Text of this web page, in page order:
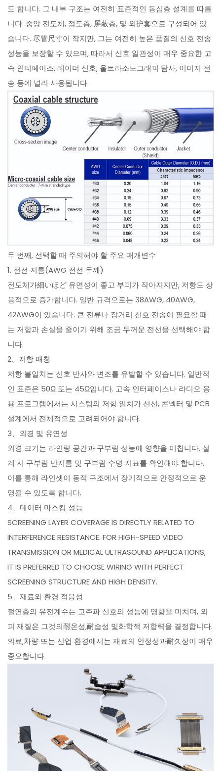
도 합니다. 그 내부 구조는 여전히 표준적인 동심층 설계를 따릅
니다: 중앙 전도체, 점도층, 屏蔽층, 및 외护套으로 구성되어 있
습니다. 尽管尺寸이 작지만, 그는 여전히 높은 품질의 신호 전송
성능을 보장할 수 있으며, 따라서 신호 일관성이 매우 중요한 고
속 인터페이스, 레이더 신호, 울트라소노그래피 탐사, 이미지 전
송 등에 널리 사용됩니다.
두 번째, 선택할 때 주의해야 할 주요 매개변수
1. 전선 지름(AWG 전선 두께)
전도체가細いほど 유연성이 좋고 부피가 작아지지만, 저항도 상
응적으로 증가합니다. 일반 규격으로는 38AWG, 40AWG,
42AWG이 있습니다. 큰 전류나 장거리 신호 전송이 필요할 때
는 저항과 손실을 줄이기 위해 조금 두꺼운 전선을 선택해야 합
니다.
2、저항 매칭
저항 불일치는 신호 반사와 변조를 유발할 수 있습니다. 일반적
인 표준은 50Ω 또는 45Ω입니다. 고속 인터페이스나 라디오 응
용 프로그램에서는 시스템의 저항 일치가 선선, 콘넥터 및 PCB
설계에서 전체적으로 고려되어야 합니다.
3、외경 및 유연성
외경 크기는 라인링 공간과 구부림 성능에 영향을 미칩니다. 설
계 시 구부림 반지름 및 구부림 수명 지표를 확인해야 합니다.
이를 통해 라인셋이 동적 구조에서 장기적으로 안정적으로 운
영될 수 있도록 합니다.
4、데이터 마스킹 성능
SCREENING LAYER COVERAGE IS DIRECTLY RELATED TO
INTERFERENCE RESISTANCE. FOR HIGH-SPEED VIDEO
TRANSMISSION OR MEDICAL ULTRASOUND APPLICATIONS,
IT IS PREFERRED TO CHOOSE WIRING WITH PERFECT
SCREENING STRUCTURE AND HIGH DENSITY.
5、재료와 환경 적응성
절연층의 유전계수는 고주파 신호의 성능에 영향을 미치며, 외
피 재질은 그것의耐온성,耐습성 및화학적 저항력을 결정합니다.
의료,차량 또는 산업 환경에서는 재료의 안정성과耐久성이 매우
중요합니다.